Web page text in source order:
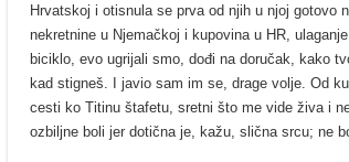
Hrvatskoj i otisnula se prva od njih u njoj gotovo
nekretnine u Njemačkoj i kupovina u HR,
biciklo, evo ugrijali smo, dođi na doručak, kako
kad stigneš. I javio sam im se, drage volje. Od
cesti ko Titinu štafetu, sretni što me vide živa i
ozbiljne boli jer dotična je, kažu, slična srcu; ne